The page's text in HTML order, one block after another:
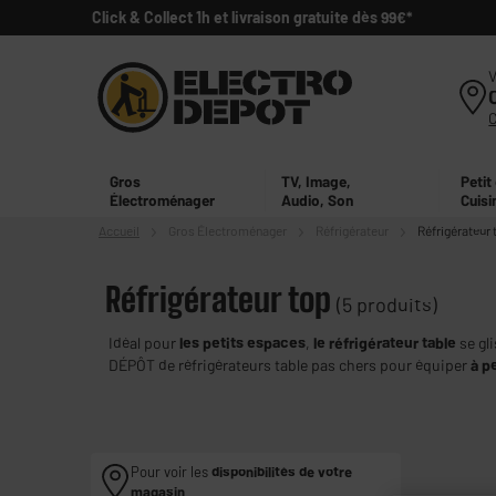
Click & Collect 1h et livraison gratuite dès 99€*
Gros
Électroménager
TV, Image,
Audio, Son
Petit
Accueil Réfrigérateur
Réfrigérateur top (5 produits)
Idéal pour les petits espaces, le réfrigérateur table se
DÉPÔT de réfrigérateurs table pas chers pour équiperà
Pour voir lesdisponibilités de votre
magasin